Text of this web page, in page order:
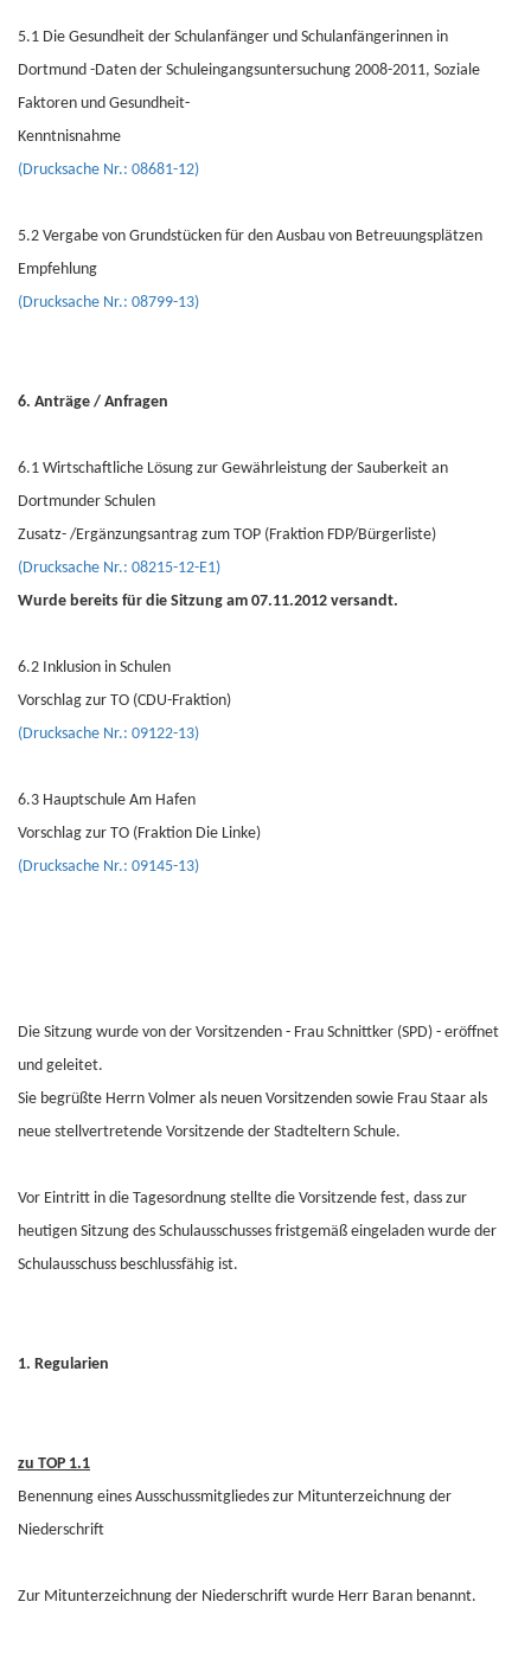
5.1 Die Gesundheit der Schulanfänger und Schulanfängerinnen in
Dortmund -Daten der Schuleingangsuntersuchung 2008-2011, Soziale
Faktoren und Gesundheit-
Kenntnisnahme
(Drucksache Nr.: 08681-12)
5.2 Vergabe von Grundstücken für den Ausbau von Betreuungsplätzen
Empfehlung
(Drucksache Nr.: 08799-13)
6. Anträge / Anfragen
6.1 Wirtschaftliche Lösung zur Gewährleistung der Sauberkeit an
Dortmunder Schulen
Zusatz- /Ergänzungsantrag zum TOP (Fraktion FDP/Bürgerliste)
(Drucksache Nr.: 08215-12-E1)
Wurde bereits für die Sitzung am 07.11.2012 versandt.
6.2 Inklusion in Schulen
Vorschlag zur TO (CDU-Fraktion)
(Drucksache Nr.: 09122-13)
6.3 Hauptschule Am Hafen
Vorschlag zur TO (Fraktion Die Linke)
(Drucksache Nr.: 09145-13)
Die Sitzung wurde von der Vorsitzenden - Frau Schnittker (SPD) - eröffnet
und geleitet.
Sie begrüßte Herrn Volmer als neuen Vorsitzenden sowie Frau Staar als
neue stellvertretende Vorsitzende der Stadteltern Schule.
Vor Eintritt in die Tagesordnung stellte die Vorsitzende fest, dass zur
heutigen Sitzung des Schulausschusses fristgemäß eingeladen wurde der
Schulausschuss beschlussfähig ist.
1. Regularien
zu TOP 1.1
Benennung eines Ausschussmitgliedes zur Mitunterzeichnung der
Niederschrift
Zur Mitunterzeichnung der Niederschrift wurde Herr Baran benannt.